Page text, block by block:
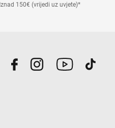
Iznad 150€ (vrijedi uz uvjete)*